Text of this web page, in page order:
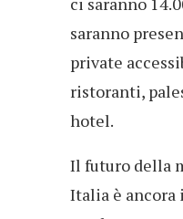
saranno
private
ristoranti,
hotel.
Il futuro della
Italia è ancora